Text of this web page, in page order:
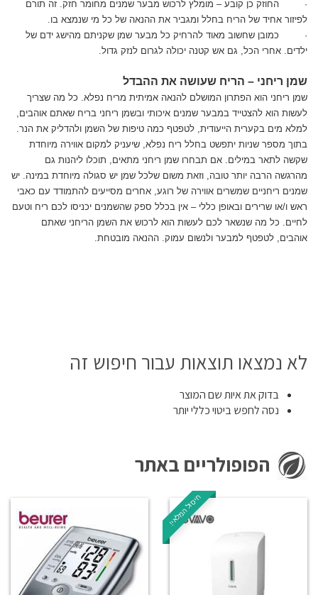
· החוזק כן קובע – מומלץ לרכוש מבער שמנים מחומר חזק. זה תורם
לפיזור אחיד של הריח בחלל ומגביר את ההנאה של כל מי שנמצא בו.
· כמובן שחשוב מאוד להרחיק כל מבער שמן שקניתם מהישג ידם של
ילדים. אחרי הכל, גם אש קטנה יכולה לגרום לנזק גדול.
שמן ריחני – הריח שעושה את ההבדל
שמן ריחני הוא הפתרון המושלם להנאה אמיתית מריח נפלא. כל מה שצריך
לעשות הוא להצטייד במבער שמנים איכותי ובשמן ריחני בריח שאתם אוהבים,
למלא מים בקערית הייעודית, לטפטף כמה טיפות של השמן ולהדליק את הנר.
בתוך מספר שניות יתפשט בחלל ריח נפלא, שיעניק למקום אווירה מיוחדת
שקשה לתאר במילים. אם תבחרו שמן ריחני מתאים, תוכלו ליהנות גם
מהרגשה הרבה יותר טובה, וזאת משום שלכל שמן יש סגולה מיוחדת במינה. יש
שמנים ריחניים שמשרים אווירה של רוגע, אחרים מסייעים להתמודד עם כאבי
ראש ו/או שרירים ובאופן כללי – אין בכלל ספק שהשמנים יכניסו לכם ריח וטעם
לחיים. כל מה שנשאר לכם לעשות הוא לרכוש את השמן הריחני שאתם
אוהבים, לטפטף למבער ולנשום עמוק. ההנאה מובטחת.
לא נמצאו תוצאות עבור חיפוש זה
בדוק את איות שם המוצר
נסה לחפש ביטוי כללי יותר
הפופולריים באתר
חיסול המלאי!